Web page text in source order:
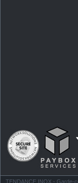
TENDANCE INOX - Garde-